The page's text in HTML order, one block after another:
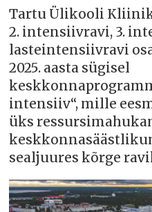
Tartu Ülikooli
2. intensiivravi, 3.
lasteintensiivravi
2025. aasta sügisel
intensiiv“, mille
üks
sealjuures kõrge